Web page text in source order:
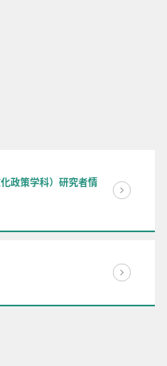
政策学科）研究者情